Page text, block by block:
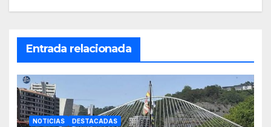
Entrada relacionada
NOTICIAS DESTACADAS